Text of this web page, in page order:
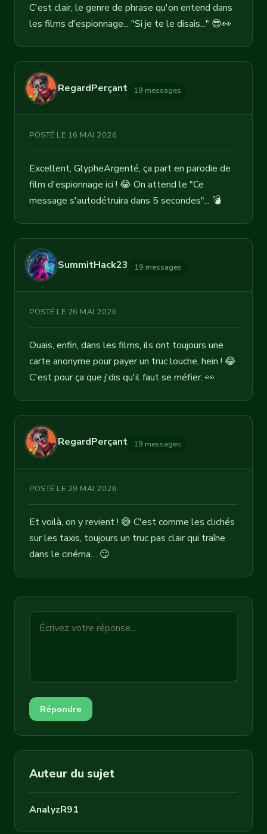
C'est clair, le genre de phrase qu'on entend dans
les films d'espionnage... "Si je te le disais..." 😎👀
RegardPerçant 19 messages
POSTÉ LE 16 MAI 2026
Excellent, GlypheArgenté, ça part en parodie de
film d'espionnage ici ! 😂 On attend le "Ce
message s'autodétruira dans 5 secondes"... 💣
SummitHack23 19 messages
POSTÉ LE 26 MAI 2026
Ouais, enfin, dans les films, ils ont toujours une
carte anonyme pour payer un truc louche, hein ! 😂
C'est pour ça que j'dis qu'il faut se méfier. 👀
RegardPerçant 19 messages
POSTÉ LE 29 MAI 2026
Et voilà, on y revient ! 😅 C'est comme les clichés
sur les taxis, toujours un truc pas clair qui traîne
dans le cinéma… 😏
Répondre
Auteur du sujet
AnalyzR91